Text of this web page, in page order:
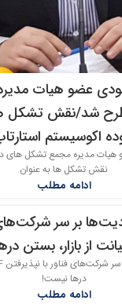
عضو هیات
شد/نقش تشکل
اکوسیستم
هیات مدیره مجمع تشکل های
نقش تشکل ها به عنوان
ادامه مطلب
بر سر شرکت‌های
درها نیست!
ادامه مطلب